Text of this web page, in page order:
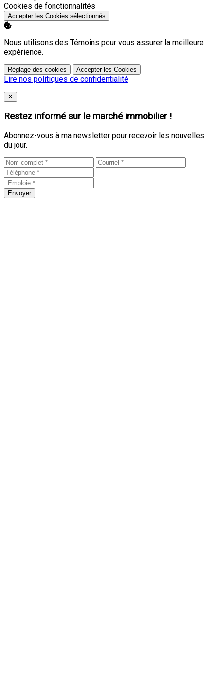
Activer
Cookies de fonctionnalités
Accepter les Cookies sélectionnés
Nous utilisons des Témoins pour vous assurer la meilleure
expérience.
Réglage des cookies Accepter les Cookies
Lire nos politiques de confidentialité
Close
✕
Restez informé sur le marché immobilier !
Abonnez-vous à ma newsletter pour recevoir les nouvelles
du jour.
Envoyer